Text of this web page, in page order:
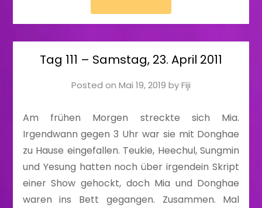
Tag 111 – Samstag, 23. April 2011
Posted on Mai 19, 2019 byFiji
Am frühen Morgen streckte sich Mia.
Irgendwann gegen 3 Uhr war sie mit Donghae
zu Hause eingefallen. Teukie, Heechul, Sungmin
und Yesung hatten noch über irgendein Skript
einer Show gehockt, doch Mia und Donghae
waren ins Bett gegangen. Zusammen. Mal